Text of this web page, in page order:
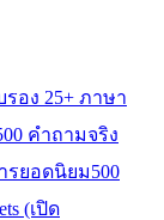
รอง 25+ ภาษา
คำถามจริง
รยอดนิยม500
(เปิด